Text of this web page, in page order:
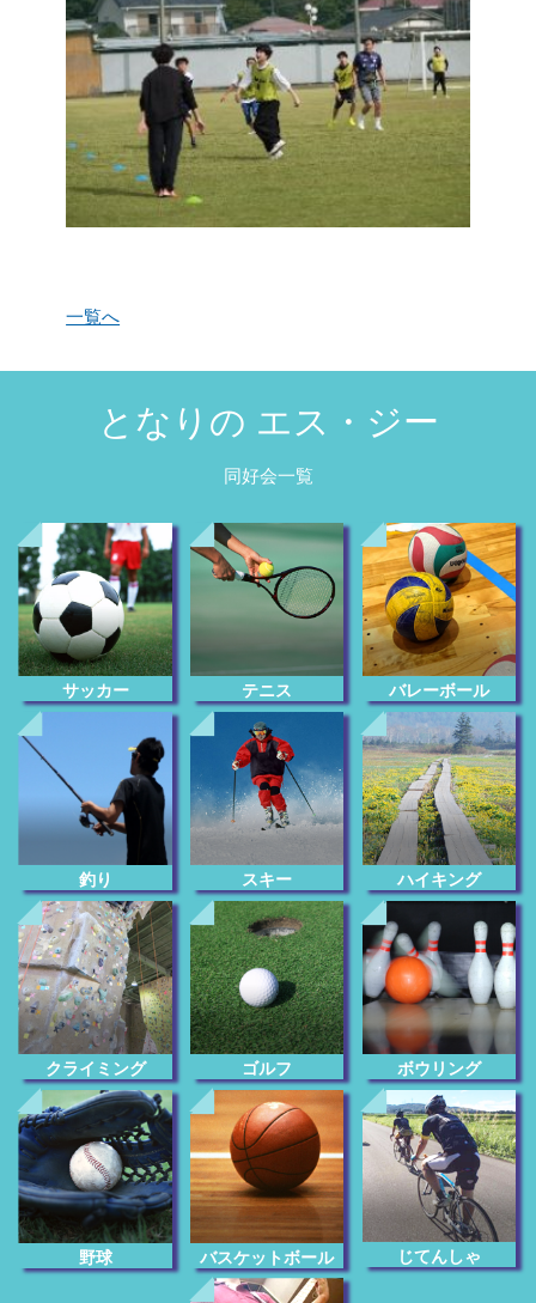
一覧へ
となりの エス・ジー
同好会一覧
サッカー テニス バレーボール
釣り スキー ハイキング
クライミング ゴルフ ボウリング
野球 バスケットボール じてんしゃ